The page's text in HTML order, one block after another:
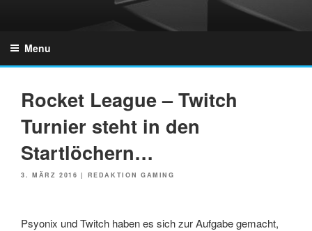
Menu
Rocket League – Twitch
Turnier steht in den
Startlöchern…
POSTED
3. MÄRZ 2016 | REDAKTION GAMING
Psyonix und Twitch haben es sich zur Aufgabe gemacht,